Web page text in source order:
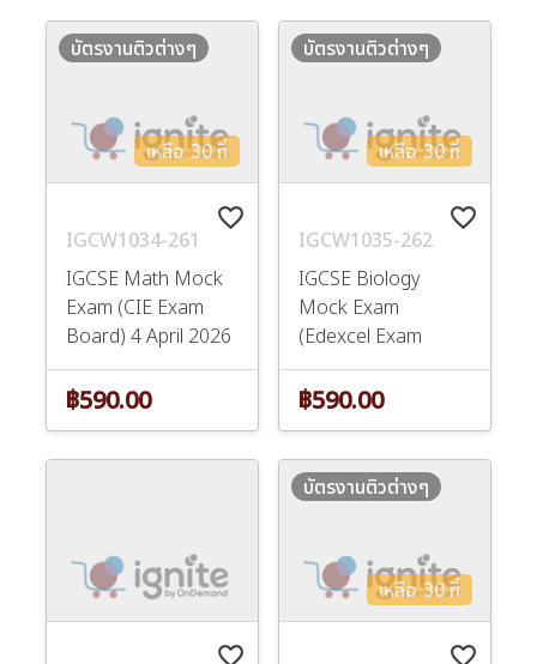
favorite_border
IGCW1034-261
IGCSE Math Mock
Exam (CIE Exam
Board) 4 April 2026
เหลือ 30 ที่
บัตรงานติวต่างๆ
฿590.00
favorite_border
IGCW1035-262
IGCSE Biology
Mock Exam
(Edexcel Exam
Board) 5 Apr
เหลือ 30 ที่
บัตรงานติวต่างๆ
฿590.00
favorite_border favorite_border
เหลือ 30 ที่
บัตรงานติวต่างๆ